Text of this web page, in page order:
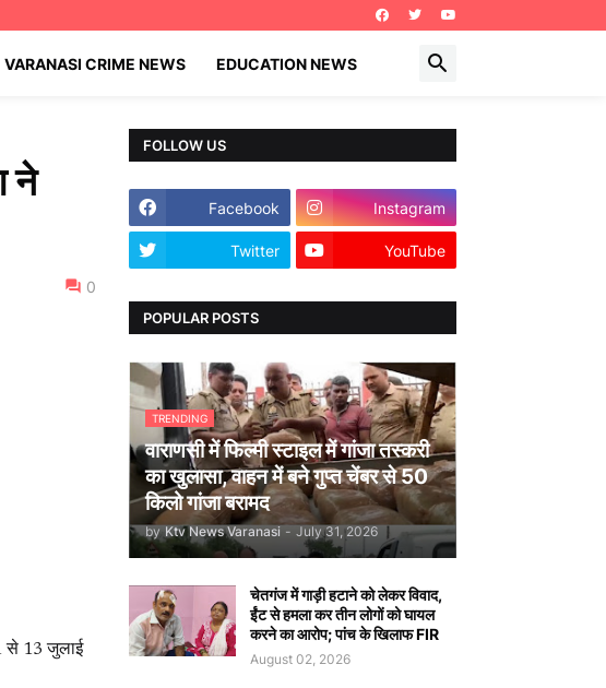
VARANASI CRIME NEWS EDUCATION NEWS
ने
0
से 13 जुलाई
FOLLOW US
Facebook Instagram
Twitter YouTube
POPULAR POSTS
TRENDING
वाराणसी में फिल्मी स्टाइल में गांजा तस्करी
का खुलासा, वाहन में बने गुप्त चेंबर से 50
किलो गांजा बरामद
by Ktv News Varanasi - July 31, 2026
चेतगंज में गाड़ी हटाने को लेकर विवाद,
ईंट से हमला कर तीन लोगों को घायल
करने का आरोप; पांच के खिलाफ FIR
August 02, 2026